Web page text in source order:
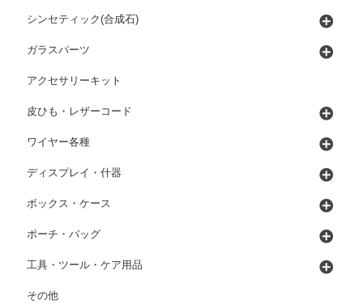
シンセティック(合成石)
ガラスパーツ
アクセサリーキット
皮ひも・レザーコード
ワイヤー各種
ディスプレイ・什器
ボックス・ケース
ポーチ・バッグ
工具・ツール・ケア用品
その他